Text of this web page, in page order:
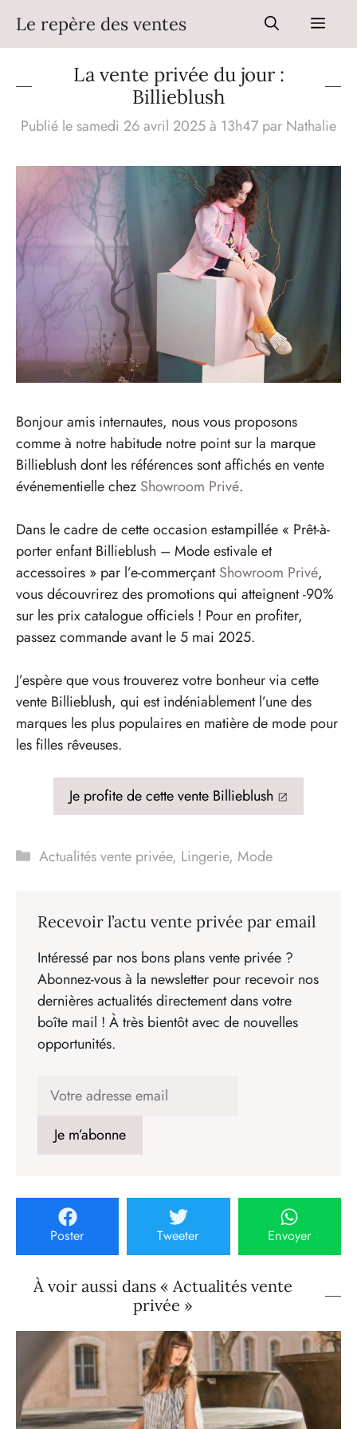
contenu
Le repère des ventes Menu
La vente privée du jour :
Billieblush
Publié le samedi 26 avril 2025 à 13h47 par Nathalie
Bonjour amis internautes, nous vous proposons
comme à notre habitude notre point sur la marque
Billieblush dont les références sont affichés en vente
événementielle chez Showroom Privé.
Dans le cadre de cette occasion estampillée « Prêt-à-
porter enfant Billieblush – Mode estivale et
accessoires » par l’e-commerçantShowroom Privé,
vous découvrirez des promotions qui atteignent -90%
sur les prix catalogue officiels ! Pour en profiter,
passez commande avant le 5 mai 2025.
J’espère que vous trouverez votre bonheur via cette
vente Billieblush, qui est indéniablement l’une des
marques les plus populaires en matière de mode pour
les filles rêveuses.
Je profite de cette vente Billieblush
Catégories
Actualités vente privée, Lingerie, Mode
Recevoir l’actu vente privée par email
Intéressé par nos bons plans vente privée ?
Abonnez-vous à la newsletter pour recevoir nos
dernières actualités directement dans votre
boîte mail ! À très bientôt avec de nouvelles
opportunités.
Poster Tweeter Envoyer
À voir aussi dans « Actualités vente
privée »